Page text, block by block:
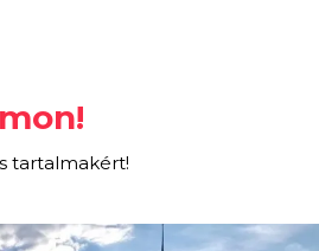
tartalmakért!